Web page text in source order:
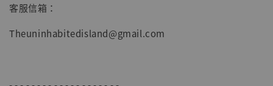
客服信箱：
Theuninhabitedisland@gmail.com